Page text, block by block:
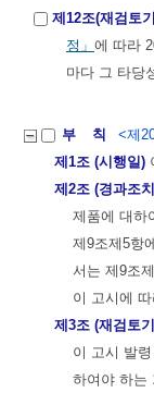
제12조(재검토
정」 에 따라
마다 그 타당
부 칙
<제
제1조 (시행일)
제2조 (경과조
제품에 대하
제9조제5항
서는 제9조
이 고시에
제3조 (재검토
이 고시 발
하여야 하는